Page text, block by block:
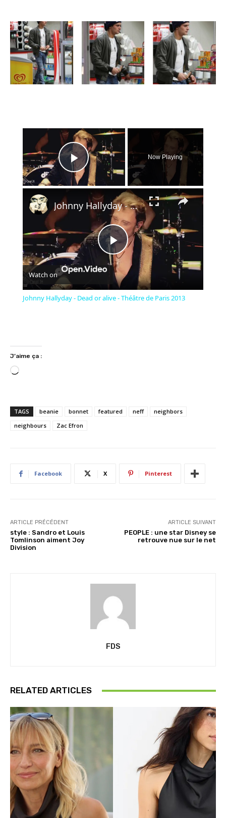
×
Play Video
Now Playing
Play
Video
Johnny Hallyday - Dead or alive - Théâtre de Paris 2013
Watch on
Johnny Hallyday - Dead or alive - Théâtre de Paris 2013
J’aime ça :
C
r
g
e
t
TAGS beanie bonnet featured neff
neighbors
neighbours
Zac Efron
Facebook X Pinterest
ARTICLE PRÉCÉDENT
style : Sandro et Louis
Tomlinson aiment Joy
Division
ARTICLE SUIVANT
PEOPLE : une star Disney se
retrouve nue sur le net
FDS
RELATED ARTICLES